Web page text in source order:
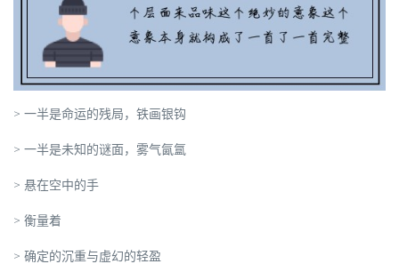
> 一半是命运的残局，铁画银钩
> 一半是未知的谜面，雾气氤氲
> 悬在空中的手
> 衡量着
> 确定的沉重与虚幻的轻盈